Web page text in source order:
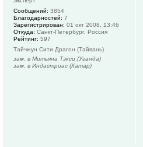
Сообщений: 3854
Благодарностей: 7
Зарегистрирован: 01 окт 2008, 13:46
Откуда: Санкт-Петербург, Россия
Рейтинг: 597
Тайчжун Сити Драгон (Тайвань)
зам. в Митьяна Тэкси (Уганда)
зам. в Индастриас (Катар)